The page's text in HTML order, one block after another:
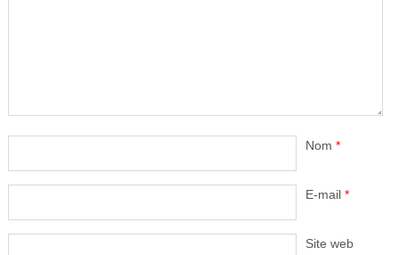
Nom *
E-mail *
Site web